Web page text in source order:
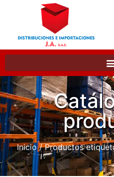
Inicio/ Productos